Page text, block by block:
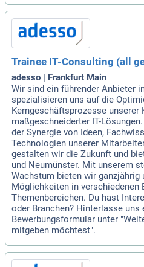
Trainee IT-Consulting (all
adesso | Frankfurt Main
Wir sind ein führender Anbieter
spezialisieren uns auf die
Kerngeschäftsprozesse unserer
maßgeschneiderter IT-
der Synergie von Ideen,
Technologien unserer
gestalten wir die Zukunft und
und Neumünster. Mit unserem
Wachstum bieten wir ganzjährig
Möglichkeiten in verschiedenen
Themenbereichen. Du hast
oder Branchen? Hinterlasse
Bewerbungsformular unter
mitgeben möchtest".